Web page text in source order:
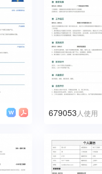
679053 人使用